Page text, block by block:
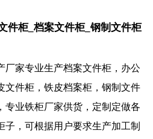
件柜_档案文件柜_钢制文件柜
厂家专业生产档案文件柜，办公
文件柜，铁皮档案柜，钢制文件
专业铁柜厂家供货，定制定做各
子，可根据用户要求生产加工制